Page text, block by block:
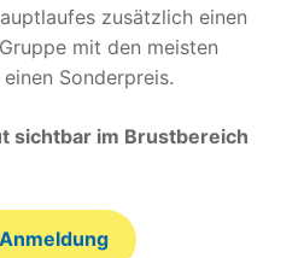
zusätzlich einen
mit den meisten
Sonderpreis.
sichtbar im Brustbereich